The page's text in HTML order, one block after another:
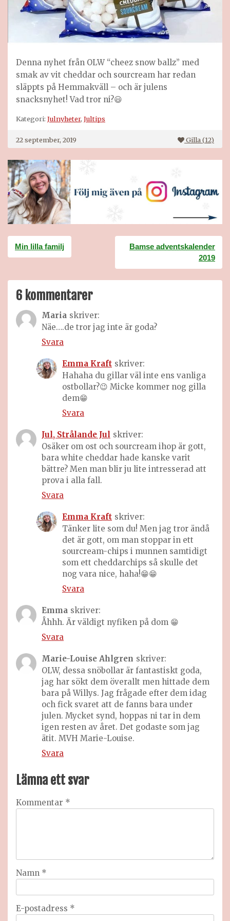
Denna nyhet från OLW “cheez snow ballz” med
smak av vit cheddar och sourcream har redan
släppts på Hemmakväll – och är julens
snacksnyhet! Vad tror ni?😃
Kategori: Julnyheter, Jultips
22 september, 2019 Gilla (12)
Inläggsnavigering
Min lilla familj
Bamse adventskalender
2019
6 kommentarer
Maria skriver:
Näe….de tror jag inte är goda?
Svara
Emma Kraft skriver:
Hahaha du gillar väl inte ens vanliga
ostbollar?😉 Micke kommer nog gilla
dem😁
Svara
Jul, Strålande Jul skriver:
Osäker om ost och sourcream ihop är gott,
bara white cheddar hade kanske varit
bättre? Men man blir ju lite intresserad att
prova i alla fall.
Svara
Emma Kraft skriver:
Tänker lite som du! Men jag tror ändå
det är gott, om man stoppar in ett
sourcream-chips i munnen samtidigt
som ett cheddarchips så skulle det
nog vara nice, haha!😁😁
Svara
Emma skriver:
Åhhh. Är väldigt nyfiken på dom 😁
Svara
Marie-Louise Ahlgren skriver:
OLW, dessa snöbollar är fantastiskt goda,
jag har sökt dem överallt men hittade dem
bara på Willys. Jag frågade efter dem idag
och fick svaret att de fanns bara under
julen. Mycket synd, hoppas ni tar in dem
igen resten av året. Det godaste som jag
ätit. MVH Marie-Louise.
Svara
Lämna ett svar
Kommentar *
Namn *
E-postadress *